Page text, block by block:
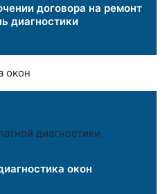
договора на ремонт
диагностики
окон